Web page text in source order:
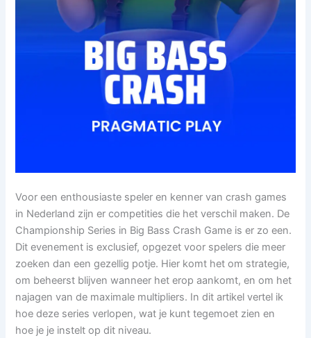
Voor een enthousiaste speler en kenner van crash games
in Nederland zijn er competities die het verschil maken. De
Championship Series in Big Bass Crash Game is er zo een.
Dit evenement is exclusief, opgezet voor spelers die meer
zoeken dan een gezellig potje. Hier komt het om strategie,
om beheerst blijven wanneer het erop aankomt, en om het
najagen van de maximale multipliers. In dit artikel vertel ik
hoe deze series verlopen, wat je kunt tegemoet zien en
hoe je je instelt op dit niveau.